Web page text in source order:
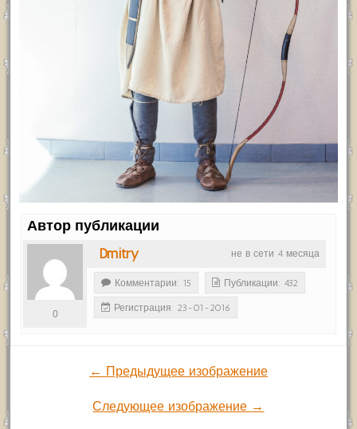
Автор публикации
не в сети 4 месяца
Dmitry
0
Комментарии: 15 Публикации: 432
Регистрация: 23-01-2016
← Предыдущее изображение
Следующее изображение →